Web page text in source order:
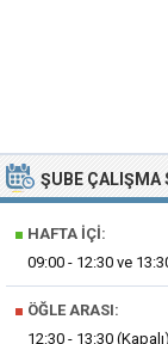
ŞUBE ÇALIŞMA
■ HAFTA İÇI:
09:00 - 12:30 ve
■ ÖĞLE ARASI:
12:30 - 13:30 (Kapalı)